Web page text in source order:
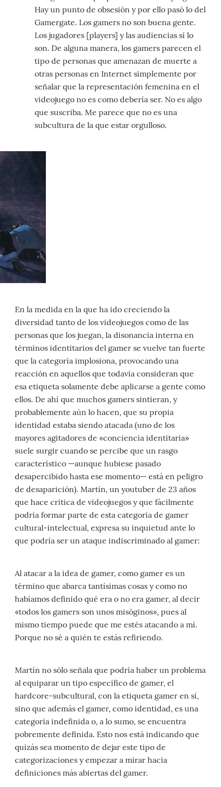
Hay un punto de obsesión y por ello pasó lo del
Gamergate. Los gamers no son buena gente.
Los jugadores [players] y las audiencias sí lo
son. De alguna manera, los gamers parecen el
tipo de personas que amenazan de muerte a
otras personas en Internet simplemente por
señalar que la representación femenina en el
videojuego no es como debería ser. No es algo
que suscriba. Me parece que no es una
subcultura de la que estar orgulloso.
En la medida en la que ha ido creciendo la
diversidad tanto de los videojuegos como de las
personas que los juegan, la disonancia interna en
términos identitarios del gamer se vuelve tan fuerte
que la categoría implosiona, provocando una
reacción en aquellos que todavía consideran que
esa etiqueta solamente debe aplicarse a gente como
ellos. De ahí que muchos gamers sintieran, y
probablemente aún lo hacen, que su propia
identidad estaba siendo atacada (uno de los
mayores agitadores de «conciencia identitaria»
suele surgir cuando se percibe que un rasgo
característico —aunque hubiese pasado
desapercibido hasta ese momento— está en peligro
de desaparición). Martín, un youtuber de 23 años
que hace crítica de videojuegos y que fácilmente
podría formar parte de esta categoría de gamer
cultural-intelectual, expresa su inquietud ante lo
que podría ser un ataque indiscriminado al gamer:
Al atacar a la idea de gamer, como gamer es un
término que abarca tantísimas cosas y como no
habíamos definido qué era o no era gamer, al decir
«todos los gamers son unos misóginos», pues al
mismo tiempo puede que me estés atacando a mí.
Porque no sé a quién te estás refiriendo.
Martín no sólo señala que podría haber un problema
al equiparar un tipo específico de gamer, el
hardcore-subcultural, con la etiqueta gamer en sí,
sino que además el gamer, como identidad, es una
categoría indefinida o, a lo sumo, se encuentra
pobremente definida. Esto nos está indicando que
quizás sea momento de dejar este tipo de
categorizaciones y empezar a mirar hacia
definiciones más abiertas del gamer.